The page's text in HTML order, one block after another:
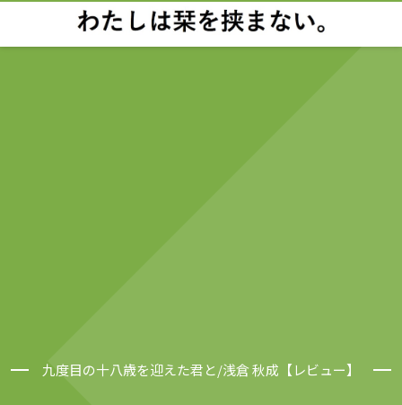
九度目の十八歳を迎えた君と/浅倉 秋成【レビュー】